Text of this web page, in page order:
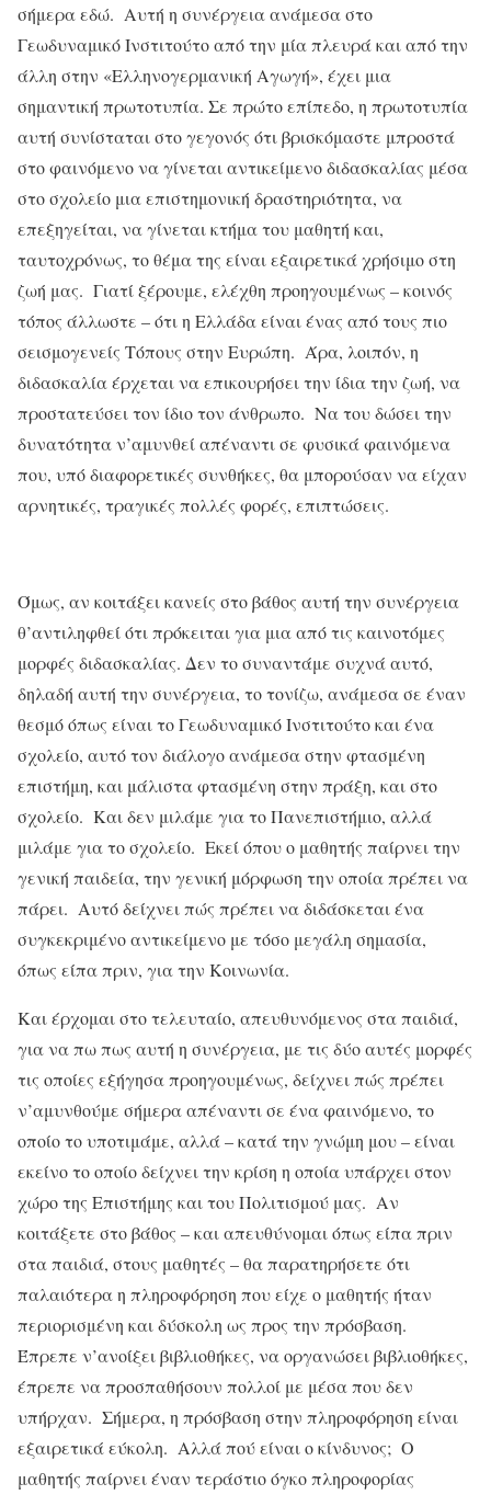
σήμερα εδώ. Αυτή η συνέργεια ανάμεσα στο
Γεωδυναμικό Ινστιτούτο από την μία πλευρά και από την
άλλη στην «Ελληνογερμανική Αγωγή», έχει μια
σημαντική πρωτοτυπία. Σε πρώτο επίπεδο, η πρωτοτυπία
αυτή συνίσταται στο γεγονός ότι βρισκόμαστε μπροστά
στο φαινόμενο να γίνεται αντικείμενο διδασκαλίας μέσα
στο σχολείο μια επιστημονική δραστηριότητα, να
επεξηγείται, να γίνεται κτήμα του μαθητή και,
ταυτοχρόνως, το θέμα της είναι εξαιρετικά χρήσιμο στη
ζωή μας. Γιατί ξέρουμε, ελέχθη προηγουμένως – κοινός
τόπος άλλωστε – ότι η Ελλάδα είναι ένας από τους πιο
σεισμογενείς Τόπους στην Ευρώπη. Άρα, λοιπόν, η
διδασκαλία έρχεται να επικουρήσει την ίδια την ζωή, να
προστατεύσει τον ίδιο τον άνθρωπο. Να του δώσει την
δυνατότητα ν’αμυνθεί απέναντι σε φυσικά φαινόμενα
που, υπό διαφορετικές συνθήκες, θα μπορούσαν να είχαν
αρνητικές, τραγικές πολλές φορές, επιπτώσεις.
Όμως, αν κοιτάξει κανείς στο βάθος αυτή την συνέργεια
θ’αντιληφθεί ότι πρόκειται για μια από τις καινοτόμες
μορφές διδασκαλίας. Δεν το συναντάμε συχνά αυτό,
δηλαδή αυτή την συνέργεια, το τονίζω, ανάμεσα σε έναν
θεσμό όπως είναι το Γεωδυναμικό Ινστιτούτο και ένα
σχολείο, αυτό τον διάλογο ανάμεσα στην φτασμένη
επιστήμη, και μάλιστα φτασμένη στην πράξη, και στο
σχολείο. Και δεν μιλάμε για το Πανεπιστήμιο, αλλά
μιλάμε για το σχολείο. Εκεί όπου ο μαθητής παίρνει την
γενική παιδεία, την γενική μόρφωση την οποία πρέπει να
πάρει. Αυτό δείχνει πώς πρέπει να διδάσκεται ένα
συγκεκριμένο αντικείμενο με τόσο μεγάλη σημασία,
όπως είπα πριν, για την Κοινωνία.
Και έρχομαι στο τελευταίο, απευθυνόμενος στα παιδιά,
για να πω πως αυτή η συνέργεια, με τις δύο αυτές μορφές
τις οποίες εξήγησα προηγουμένως, δείχνει πώς πρέπει
ν’αμυνθούμε σήμερα απέναντι σε ένα φαινόμενο, το
οποίο το υποτιμάμε, αλλά – κατά την γνώμη μου – είναι
εκείνο το οποίο δείχνει την κρίση η οποία υπάρχει στον
χώρο της Επιστήμης και του Πολιτισμού μας. Αν
κοιτάξετε στο βάθος – και απευθύνομαι όπως είπα πριν
στα παιδιά, στους μαθητές – θα παρατηρήσετε ότι
παλαιότερα η πληροφόρηση που είχε ο μαθητής ήταν
περιορισμένη και δύσκολη ως προς την πρόσβαση.
Έπρεπε ν’ανοίξει βιβλιοθήκες, να οργανώσει βιβλιοθήκες,
έπρεπε να προσπαθήσουν πολλοί με μέσα που δεν
υπήρχαν. Σήμερα, η πρόσβαση στην πληροφόρηση είναι
εξαιρετικά εύκολη. Αλλά πού είναι ο κίνδυνος; Ο
μαθητής παίρνει έναν τεράστιο όγκο πληροφορίας